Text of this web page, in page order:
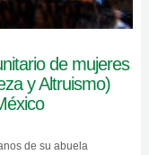
de mujeres
y Altruismo)
de su abuela